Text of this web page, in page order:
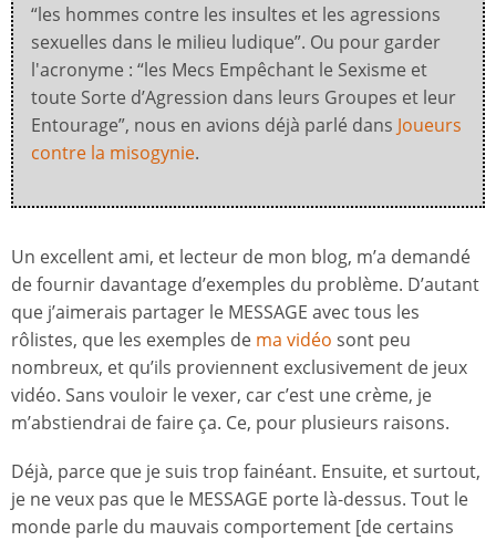
“les hommes contre les insultes et les agressions
sexuelles dans le milieu ludique”. Ou pour garder
l'acronyme : “les Mecs Empêchant le Sexisme et
toute Sorte d’Agression dans leurs Groupes et leur
Entourage”, nous en avions déjà parlé dans Joueurs
contre la misogynie.
Un excellent ami, et lecteur de mon blog, m’a demandé
de fournir davantage d’exemples du problème. D’autant
que j’aimerais partager le MESSAGE avec tous les
rôlistes, que les exemples de ma vidéo sont peu
nombreux, et qu’ils proviennent exclusivement de jeux
vidéo. Sans vouloir le vexer, car c’est une crème, je
m’abstiendrai de faire ça. Ce, pour plusieurs raisons.
Déjà, parce que je suis trop fainéant. Ensuite, et surtout,
je ne veux pas que le MESSAGE porte là-dessus. Tout le
monde parle du mauvais comportement [de certains